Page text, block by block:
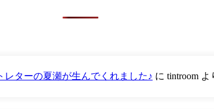
レターの夏瀬が生んでくれました♪ に tintroom よ